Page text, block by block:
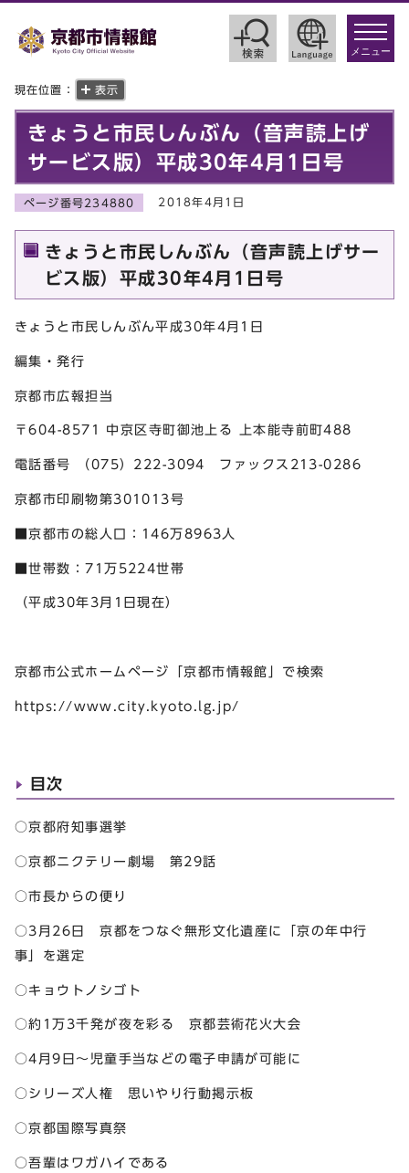
toggle
メニュー
現在位置： 表示
きょうと市民しんぶん（音声読上げ
サービス版）平成30年4月1日号
ページ番号234880 2018年4月1日
きょうと市民しんぶん（音声読上げサー
ビス版）平成30年4月1日号
きょうと市民しんぶん平成30年4月1日
編集・発行
京都市広報担当
〒604-8571 中京区寺町御池上る 上本能寺前町488
電話番号 （075）222-3094 ファックス213-0286
京都市印刷物第301013号
■京都市の総人口：146万8963人
■世帯数：71万5224世帯
（平成30年3月1日現在）
京都市公式ホームページ「京都市情報館」で検索
https://www.city.kyoto.lg.jp/
目次
○京都府知事選挙
○京都ニクテリー劇場 第29話
○市長からの便り
○3月26日 京都をつなぐ無形文化遺産に「京の年中行
事」を選定
○キョウトノシゴト
○約1万3千発が夜を彩る 京都芸術花火大会
○4月9日～児童手当などの電子申請が可能に
○シリーズ人権 思いやり行動掲示板
○京都国際写真祭
○吾輩はワガハイである